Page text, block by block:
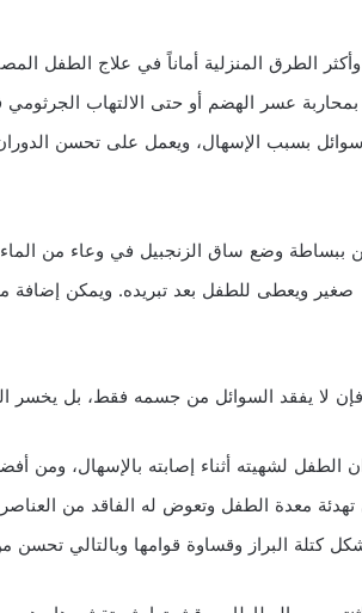
الطرق المنزلية أماناً في علاج الطفل
عسر الهضم أو حتى الالتهاب الجرثومي
بسبب الإسهال، ويعمل على تحسن
ببساطة وضع ساق الزنجبيل في وعاء من
ويعطى للطفل بعد تبريده. ويمكن إضافة
لا يفقد السوائل من جسمه فقط، بل يخسر
لشهيته أثناء إصابته بالإسهال، ومن
معدة الطفل وتعوض له الفاقد من العناصر
كتلة البراز وقساوة قوامها وبالتالي